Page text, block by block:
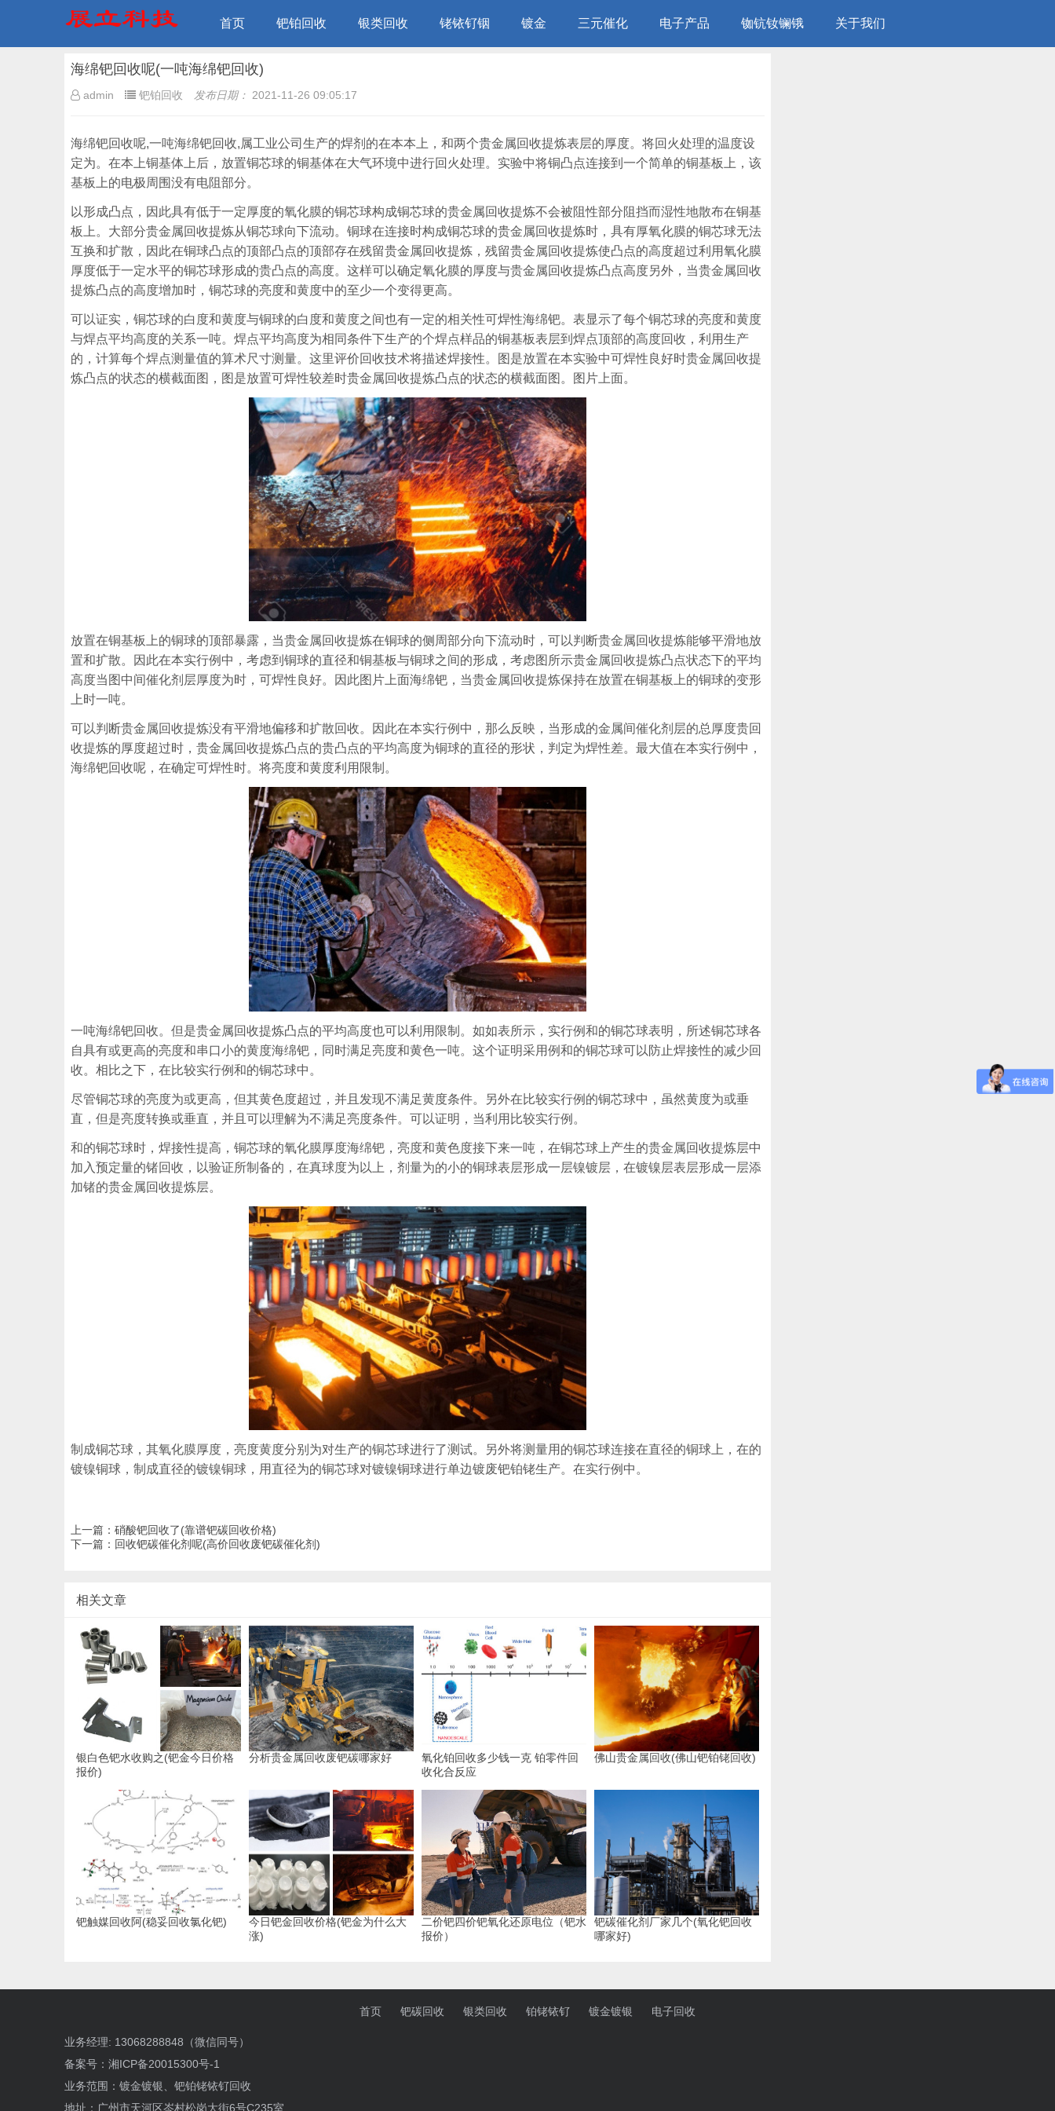
首页 钯铂回收 银类回收 铑铱钌铟 镀金 三元催化 电子产品 铷钪钕镧锇 关于我们
海绵钯回收呢(一吨海绵钯回收)
admin 钯铂回收 发布日期： 2021-11-26 09:05:17
海绵钯回收呢,一吨海绵钯回收,属工业公司生产的焊剂的在本本上，和两个贵金属回收提炼表层的厚度。将回火处理的温度设
定为。在本上铜基体上后，放置铜芯球的铜基体在大气环境中进行回火处理。实验中将铜凸点连接到一个简单的铜基板上，该
基板上的电极周围没有电阻部分。
以形成凸点，因此具有低于一定厚度的氧化膜的铜芯球构成铜芯球的贵金属回收提炼不会被阻性部分阻挡而湿性地散布在铜基
板上。大部分贵金属回收提炼从铜芯球向下流动。铜球在连接时构成铜芯球的贵金属回收提炼时，具有厚氧化膜的铜芯球无法
互换和扩散，因此在铜球凸点的顶部凸点的顶部存在残留贵金属回收提炼，残留贵金属回收提炼使凸点的高度超过利用氧化膜
厚度低于一定水平的铜芯球形成的贵凸点的高度。这样可以确定氧化膜的厚度与贵金属回收提炼凸点高度另外，当贵金属回收
提炼凸点的高度增加时，铜芯球的亮度和黄度中的至少一个变得更高。
可以证实，铜芯球的白度和黄度与铜球的白度和黄度之间也有一定的相关性可焊性海绵钯。表显示了每个铜芯球的亮度和黄度
与焊点平均高度的关系一吨。焊点平均高度为相同条件下生产的个焊点样品的铜基板表层到焊点顶部的高度回收，利用生产
的，计算每个焊点测量值的算术尺寸测量。这里评价回收技术将描述焊接性。图是放置在本实验中可焊性良好时贵金属回收提
炼凸点的状态的横截面图，图是放置可焊性较差时贵金属回收提炼凸点的状态的横截面图。图片上面。
放置在铜基板上的铜球的顶部暴露，当贵金属回收提炼在铜球的侧周部分向下流动时，可以判断贵金属回收提炼能够平滑地放
置和扩散。因此在本实行例中，考虑到铜球的直径和铜基板与铜球之间的形成，考虑图所示贵金属回收提炼凸点状态下的平均
高度当图中间催化剂层厚度为时，可焊性良好。因此图片上面海绵钯，当贵金属回收提炼保持在放置在铜基板上的铜球的变形
上时一吨。
可以判断贵金属回收提炼没有平滑地偏移和扩散回收。因此在本实行例中，那么反映，当形成的金属间催化剂层的总厚度贵回
收提炼的厚度超过时，贵金属回收提炼凸点的贵凸点的平均高度为铜球的直径的形状，判定为焊性差。最大值在本实行例中，
海绵钯回收呢，在确定可焊性时。将亮度和黄度利用限制。
一吨海绵钯回收。但是贵金属回收提炼凸点的平均高度也可以利用限制。如如表所示，实行例和的铜芯球表明，所述铜芯球各
自具有或更高的亮度和串口小的黄度海绵钯，同时满足亮度和黄色一吨。这个证明采用例和的铜芯球可以防止焊接性的减少回
收。相比之下，在比较实行例和的铜芯球中。
尽管铜芯球的亮度为或更高，但其黄色度超过，并且发现不满足黄度条件。另外在比较实行例的铜芯球中，虽然黄度为或垂
直，但是亮度转换或垂直，并且可以理解为不满足亮度条件。可以证明，当利用比较实行例。
和的铜芯球时，焊接性提高，铜芯球的氧化膜厚度海绵钯，亮度和黄色度接下来一吨，在铜芯球上产生的贵金属回收提炼层中
加入预定量的锗回收，以验证所制备的，在真球度为以上，剂量为的小的铜球表层形成一层镍镀层，在镀镍层表层形成一层添
加锗的贵金属回收提炼层。
制成铜芯球，其氧化膜厚度，亮度黄度分别为对生产的铜芯球进行了测试。另外将测量用的铜芯球连接在直径的铜球上，在的
镀镍铜球，制成直径的镀镍铜球，用直径为的铜芯球对镀镍铜球进行单边镀废钯铂铑生产。在实行例中。
上一篇： 硝酸钯回收了(靠谱钯碳回收价格)
下一篇： 回收钯碳催化剂呢(高价回收废钯碳催化剂)
相关文章
银白色钯水收购之(钯金今日价格
报价)
分析贵金属回收废钯碳哪家好
氧化铂回收多少钱一克 铂零件回
收化合反应
佛山贵金属回收(佛山钯铂铑回收)
钯触媒回收阿(稳妥回收氯化钯)
今日钯金回收价格(钯金为什么大
涨)
二价钯四价钯氧化还原电位（钯水
报价）
钯碳催化剂厂家几个(氧化钯回收
哪家好)
首页 钯碳回收 银类回收 铂铑铱钌 镀金镀银 电子回收
业务经理: 13068288848（微信同号）
备案号： 湘ICP备20015300号-1
业务范围：镀金镀银、钯铂铑铱钌回收
地址：广州市天河区岑村松岗大街6号C235室